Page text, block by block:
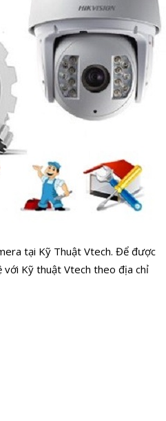
tại Kỹ Thuật Vtech. Để được
với Kỹ thuật Vtech theo địa chỉ